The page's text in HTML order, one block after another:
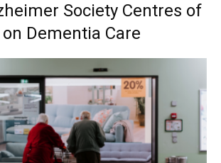
Society Centres of
Dementia Care